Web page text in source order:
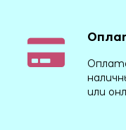
или